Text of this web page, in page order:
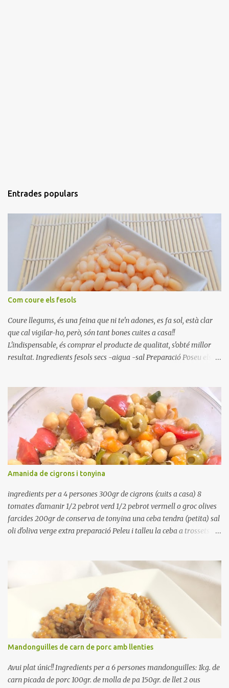
Entrades populars
Com coure els fesols
Coure llegums, és una feina que ni te'n adones, es fa sol, està clar
que cal vigilar-ho, però, són tant bones cuites a casa!!
L'indispensable, és comprar el producte de qualitat, s'obté millor
resultat. Ingredients fesols secs -aigua -sal Preparació Poseu els
quan arrenca el bull, canvieu l'aigua bullint, per aigua freda,
repetiu dues o tres vegades, abaixeu el foc i atureu la ebullició, dues
o tres vegades afegint aigua freda, han de coure a foc baix, quasi
be, sense bullir i sempre sempre, amb l'olla tapada, entre 1 hora i 1
hora i mitja. Saleu 10 minuts abans de retirar del foc. Heu de veure
vosaltres el moment en que ja estan cuites. Anotacions Deixeu
refredar en la mateixa olla. El caldo de coure els fesols, es pot
utilitzar per una crema o sopa. Ingredientes judias -agua -sal
Preparación Ponga las judías a r...
Amanida de cigrons i tonyina
ingredients per a 4 persones 300gr de cigrons (cuits a casa) 8
tomates d'amanir 1/2 pebrot verd 1/2 pebrot vermell o groc olives
farcides 200gr de conserva de tonyina una ceba tendra (petita) sal
oli d'oliva verge extra preparació Peleu i talleu la ceba a trossets i
Renteu les tomates i talleu-les a octaus. Talleu les olives a
rodanxes. Una hora abans de portar a la taula, poseu els cigrons,
ben escorreguts, en un bol, amb la resta d'ingredients: les tomates,
el pebrot, la ceba, (escorreguda), les olives i la tonyina esmicolada.
Amaniu amb sal i oli... bon profit!!
Mandonguilles de carn de porc amb llenties
Avui plat únic!! Ingredients per a 6 persones mandonguilles: 1kg. de
carn picada de porc 100gr. de molla de pa 150gr. de llet 2 ous